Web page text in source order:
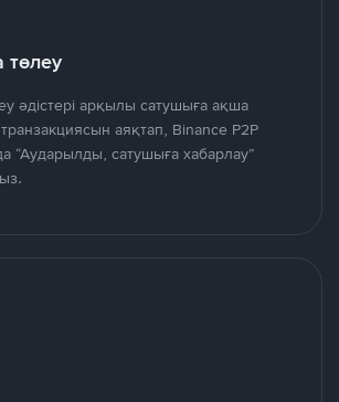
төлеу
әдістері арқылы сатушыға ақша
транзакциясын аяқтап, Binance P2P
“Аударылды, сатушыға хабарлау”